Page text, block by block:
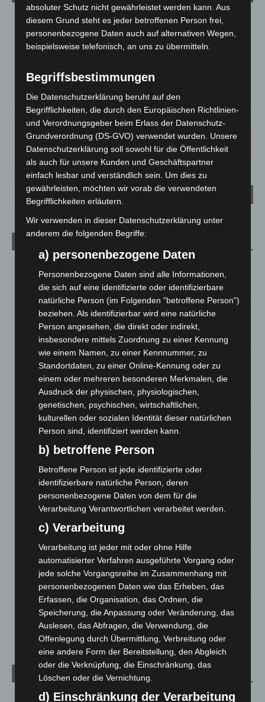
LANGENHAGEN
Bedeckt
30.9
SO.
33°
MO.
27°
DI.
23°
MI.
27°
DO.
30
Kunst trifft Weingenuss: Barbara-Susann Mehring zeigt ihre
Werke im Jacques’ Wein-Depot Isernhagen
8. August 2026
A2: Zweite Turbobaustelle startet zwischen Hannover-West
und Bothfeld
8. August 2026
Niedersachsen: Feuerwehrkräfte kehren nach
Waldbrandeinsatz aus Spanien zurück
7. August 2026
Hannover: Erste Tigermücken-Population in Niedersachsen
eingedämmt
6. August 2026
Region Hannover: 21 neue Notfallsanitäter starten beim
Roten Kreuz
5. August 2026
Mann läuft mit Hockeyschläger über A7 – Polizei sucht
Zeugen
5. August 2026
Celle: Mensch stirbt bei Bagger-Unfall auf Baustelle
5. August 2026
Kategorien
Blaulicht 2.799
absoluter Schutz nicht gewährleistet werden kann. Aus
diesem Grund steht es jeder betroffenen Person frei,
personenbezogene Daten auch auf alternativen Wegen,
beispielsweise telefonisch, an uns zu übermitteln.
Begriffsbestimmungen
Die Datenschutzerklärung beruht auf den
Begrifflichkeiten, die durch den Europäischen Richtlinien-
und Verordnungsgeber beim Erlass der Datenschutz-
Grundverordnung (DS-GVO) verwendet wurden. Unsere
Datenschutzerklärung soll sowohl für die Öffentlichkeit
als auch für unsere Kunden und Geschäftspartner
einfach lesbar und verständlich sein. Um dies zu
gewährleisten, möchten wir vorab die verwendeten
Begrifflichkeiten erläutern.
Wir verwenden in dieser Datenschutzerklärung unter
anderem die folgenden Begriffe:
a) personenbezogene Daten
Personenbezogene Daten sind alle Informationen,
die sich auf eine identifizierte oder identifizierbare
natürliche Person (im Folgenden "betroffene Person")
beziehen. Als identifizierbar wird eine natürliche
Person angesehen, die direkt oder indirekt,
insbesondere mittels Zuordnung zu einer Kennung
wie einem Namen, zu einer Kennnummer, zu
Standortdaten, zu einer Online-Kennung oder zu
einem oder mehreren besonderen Merkmalen, die
Ausdruck der physischen, physiologischen,
genetischen, psychischen, wirtschaftlichen,
kulturellen oder sozialen Identität dieser natürlichen
Person sind, identifiziert werden kann.
b) betroffene Person
Betroffene Person ist jede identifizierte oder
identifizierbare natürliche Person, deren
personenbezogene Daten von dem für die
Verarbeitung Verantwortlichen verarbeitet werden.
c) Verarbeitung
Verarbeitung ist jeder mit oder ohne Hilfe
automatisierter Verfahren ausgeführte Vorgang oder
jede solche Vorgangsreihe im Zusammenhang mit
personenbezogenen Daten wie das Erheben, das
Erfassen, die Organisation, das Ordnen, die
Speicherung, die Anpassung oder Veränderung, das
Auslesen, das Abfragen, die Verwendung, die
Offenlegung durch Übermittlung, Verbreitung oder
eine andere Form der Bereitstellung, den Abgleich
oder die Verknüpfung, die Einschränkung, das
Löschen oder die Vernichtung.
d) Einschränkung der Verarbeitung